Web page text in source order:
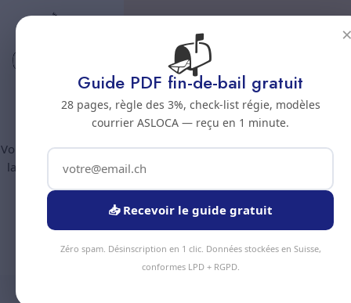
Code postal 3979
Nettoyage professionnel -
Code postal 3979
Vous êtes au code postal3979? Chez Nous Clean intervient dans
la commune de :Grone(canton Valais). Plus de 90 prestations
disponibles, devis gratuit sous 24h.
Devis Instantané +41 78 319 32 82
📬
Guide PDF fin-de-bail gratuit
28 pages, règle des 3%, check-list régie, modèles
courrier ASLOCA — reçu en 1 minute.
📥 Recevoir le guide gratuit
Zéro spam. Désinscription en 1 clic. Données stockées en Suisse,
conformes LPD + RGPD.